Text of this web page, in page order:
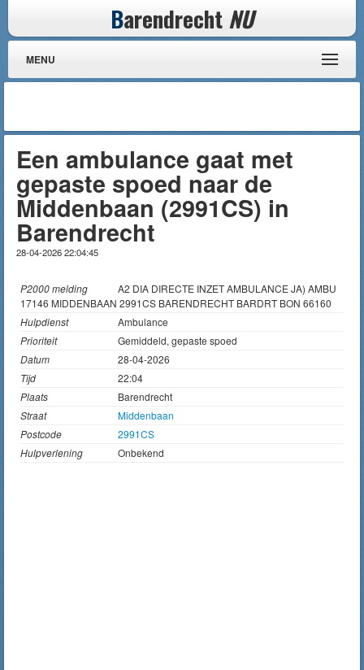
Barendrecht NU
MENU
Een ambulance gaat met
gepaste spoed naar de
Middenbaan (2991CS) in
Barendrecht
28-04-2026 22:04:45
P2000 melding
A2 DIA DIRECTE INZET AMBULANCE JA) AMBU
17146 MIDDENBAAN 2991CS BARENDRECHT BARDRT BON 66160
Hulpdienst
Ambulance
Prioriteit
Gemiddeld, gepaste spoed
Datum
28-04-2026
Tijd
22:04
Plaats
Barendrecht
Straat
Middenbaan
Postcode
2991CS
Hulpverlening
Onbekend